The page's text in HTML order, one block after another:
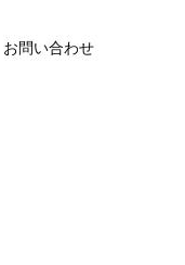
お問い合わせ